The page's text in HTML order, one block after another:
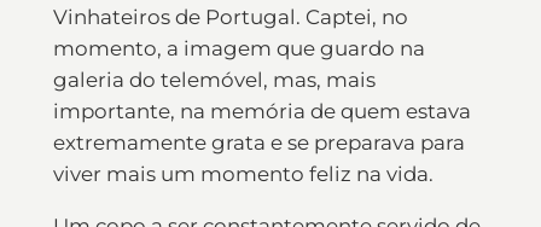
Vinhateiros de Portugal. Captei, no
momento, a imagem que guardo na
galeria do telemóvel, mas, mais
importante, na memória de quem estava
extremamente grata e se preparava para
viver mais um momento feliz na vida.